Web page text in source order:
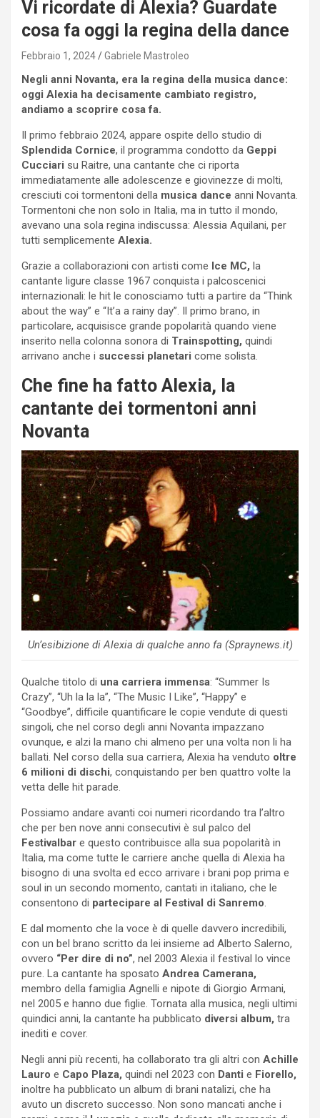
Vi ricordate di Alexia? Guardate
cosa fa oggi la regina della dance
Febbraio 1, 2024 Gabriele Mastroleo
Negli anni Novanta, era la regina della musica dance:
oggi Alexia ha decisamente cambiato registro,
andiamo a scoprire cosa fa.
Il primo febbraio 2024, appare ospite dello studio di
Splendida Cornice, il programma condotto da Geppi
Cucciari su Raitre, una cantante che ci riporta
immediatamente alle adolescenze e giovinezze di molti,
cresciuti coi tormentoni della musica dance anni Novanta.
Tormentoni che non solo in Italia, ma in tutto il mondo,
avevano una sola regina indiscussa: Alessia Aquilani, per
tutti semplicemente Alexia.
Grazie a collaborazioni con artisti come Ice MC, la
cantante ligure classe 1967 conquista i palcoscenici
internazionali: le hit le conosciamo tutti a partire da “Think
about the way” e “It’a a rainy day”. Il primo brano, in
particolare, acquisisce grande popolarità quando viene
inserito nella colonna sonora di Trainspotting, quindi
arrivano anche i successi planetari come solista.
Che fine ha fatto Alexia, la
cantante dei tormentoni anni
Novanta
Un’esibizione di Alexia di qualche anno fa (Spraynews.it)
Qualche titolo di una carriera immensa: “Summer Is
Crazy”, “Uh la la la”, “The Music I Like”, “Happy” e
“Goodbye”, difficile quantificare le copie vendute di questi
singoli, che nel corso degli anni Novanta impazzano
ovunque, e alzi la mano chi almeno per una volta non li ha
ballati. Nel corso della sua carriera, Alexia ha venduto oltre
6 milioni di dischi, conquistando per ben quattro volte la
vetta delle hit parade.
Possiamo andare avanti coi numeri ricordando tra l’altro
che per ben nove anni consecutivi è sul palco del
Festivalbar e questo contribuisce alla sua popolarità in
Italia, ma come tutte le carriere anche quella di Alexia ha
bisogno di una svolta ed ecco arrivare i brani pop prima e
soul in un secondo momento, cantati in italiano, che le
consentono di partecipare al Festival di Sanremo.
E dal momento che la voce è di quelle davvero incredibili,
con un bel brano scritto da lei insieme ad Alberto Salerno,
ovvero “Per dire di no”, nel 2003 Alexia il festival lo vince
pure. La cantante ha sposato Andrea Camerana,
membro della famiglia Agnelli e nipote di Giorgio Armani,
nel 2005 e hanno due figlie. Tornata alla musica, negli ultimi
quindici anni, la cantante ha pubblicato diversi album, tra
inediti e cover.
Negli anni più recenti, ha collaborato tra gli altri con Achille
Lauro e Capo Plaza, quindi nel 2023 con Danti e Fiorello,
inoltre ha pubblicato un album di brani natalizi, che ha
avuto un discreto successo. Non sono mancati anche i